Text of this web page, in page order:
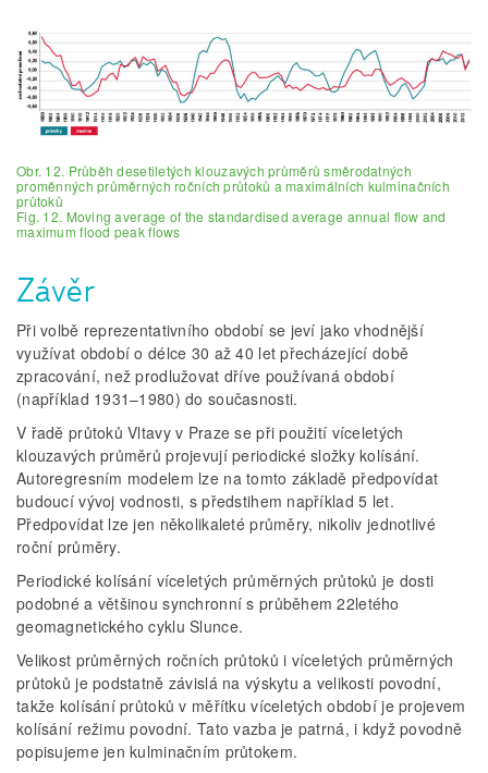
Obr. 12. Průběh desetiletých klouzavých průměrů směrodatných
proměnných průměrných ročních průtoků a maximálních kulminačních
průtoků
Fig. 12. Moving average of the standardised average annual flow and
maximum flood peak flows
Závěr
Při volbě reprezentativního období se jeví jako vhodnější
využívat období o délce 30 až 40 let přecházející době
zpracování, než prodlužovat dříve používaná období
(například 1931–1980) do současnosti.
V řadě průtoků Vltavy v Praze se při použití víceletých
klouzavých průměrů projevují periodické složky kolísání.
Autoregresním modelem lze na tomto základě předpovídat
budoucí vývoj vodnosti, s předstihem například 5 let.
Předpovídat lze jen několikaleté průměry, nikoliv jednotlivé
roční průměry.
Periodické kolísání víceletých průměrných průtoků je dosti
podobné a většinou synchronní s průběhem 22letého
geomagnetického cyklu Slunce.
Velikost průměrných ročních průtoků i víceletých průměrných
průtoků je podstatně závislá na výskytu a velikosti povodní,
takže kolísání průtoků v měřítku víceletých období je projevem
kolísání režimu povodní. Tato vazba je patrná, i když povodně
popisujeme jen kulminačním průtokem.